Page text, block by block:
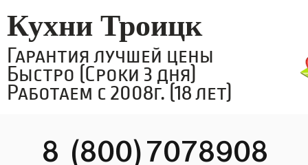
Кухни Троицк
Гарантия лучшей цены
Быстро (Сроки 3 дня)
Работаем с 2008г. (18 лет)
8 (800)7078908